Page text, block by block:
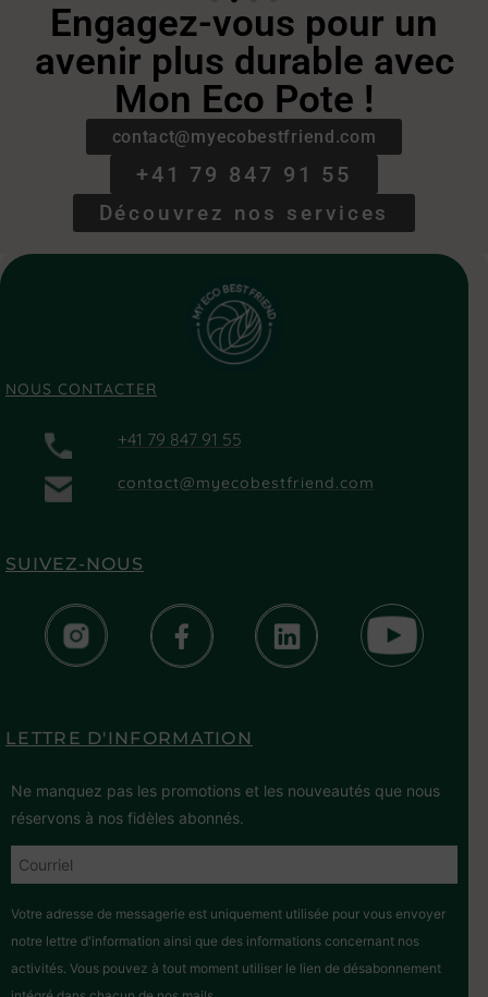
Engagez-vous pour un
avenir plus durable avec
Mon Eco Pote !
contact@myecobestfriend.com
+41 79 847 91 55
Découvrez nos services
NOUS CONTACTER
+41 79 847 91 55
contact@myecobestfriend.com
SUIVEZ-NOUS
LETTRE D'INFORMATION
Ne manquez pas les promotions et les nouveautés que nous
réservons à nos fidèles abonnés.
Votre adresse de messagerie est uniquement utilisée pour vous envoyer
notre lettre d'information ainsi que des informations concernant nos
activités. Vous pouvez à tout moment utiliser le lien de désabonnement